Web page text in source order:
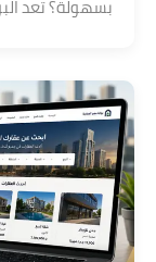
بسهولة؟ تعد